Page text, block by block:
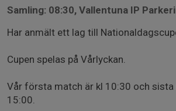
Samling: 08:30, Vallentuna IP
Har anmält ett lag till
Cupen spelas på Vårlyckan.
Vår första match är kl 10:30 och
15:00.